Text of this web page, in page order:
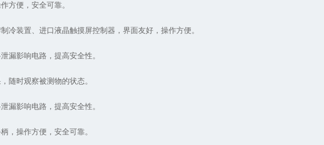
方便，安全可靠。
装置、进口液晶触摸屏控制器，界面友好，操作方便。
影响电路，提高安全性。
时观察被测物的状态。
影响电路，提高安全性。
操作方便，安全可靠。